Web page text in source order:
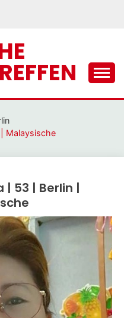
Malaysische
| 53 | Berlin |